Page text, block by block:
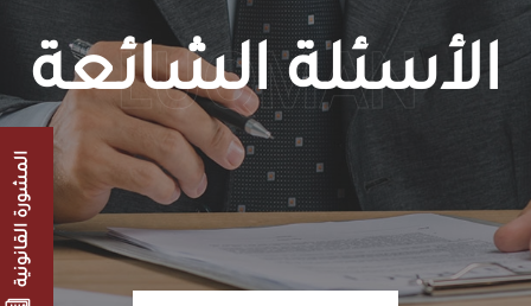
LUQMAN
الأسئلة الشائعة
المشورة القانونية